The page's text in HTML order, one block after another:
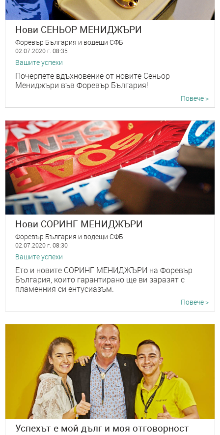
Нови СЕНЬОР МЕНИДЖЪРИ
Форевър България и водещи СФБ
02.07.2020 г. 08:35
Вашите успехи
Почерпете вдъхновение от новите Сеньор
Мениджъри във Форевър България!
Повече >
Нови СОРИНГ МЕНИДЖЪРИ
Форевър България и водещи СФБ
02.07.2020 г. 08:30
Вашите успехи
Ето и новите СОРИНГ МЕНИДЖЪРИ на Форевър
България, които гарантирано ще ви заразят с
пламенния си ентусиазъм.
Повече >
Успехът е мой дълг и моя отговорност